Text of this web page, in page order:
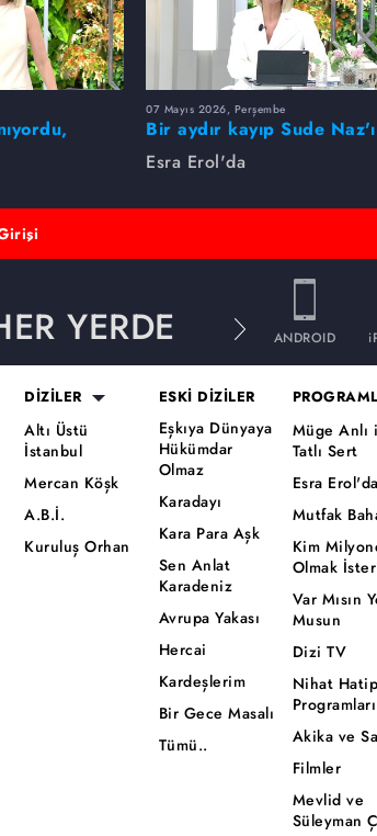
bulundu!
07 Mayıs 2026, Perşembe
Bir aydır kayıp Sude Naz'ı
Esra Erol buldu
Esra Erol'da
YERDE ANDROID
DİZİLER
Altı Üstü
İstanbul
Mercan Köşk
A.B.İ.
Kuruluş Orhan
ESKİ DİZİLER
Eşkıya Dünyaya
Hükümdar
Olmaz
Karadayı
Kara Para Aşk
Sen Anlat
Karadeniz
Avrupa Yakası
Hercai
Kardeşlerim
Bir Gece Masalı
Tümü..
Müge Anlı
Tatlı Sert
Esra Erol'da
Mutfak
Kim
Olmak
Var Mısın
Musun
Dizi TV
Nihat
Programları
Akika ve
Filmler
Mevlid ve
Süleyman